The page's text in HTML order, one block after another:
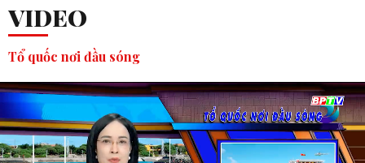
VIDEO
Tổ quốc nơi đầu sóng